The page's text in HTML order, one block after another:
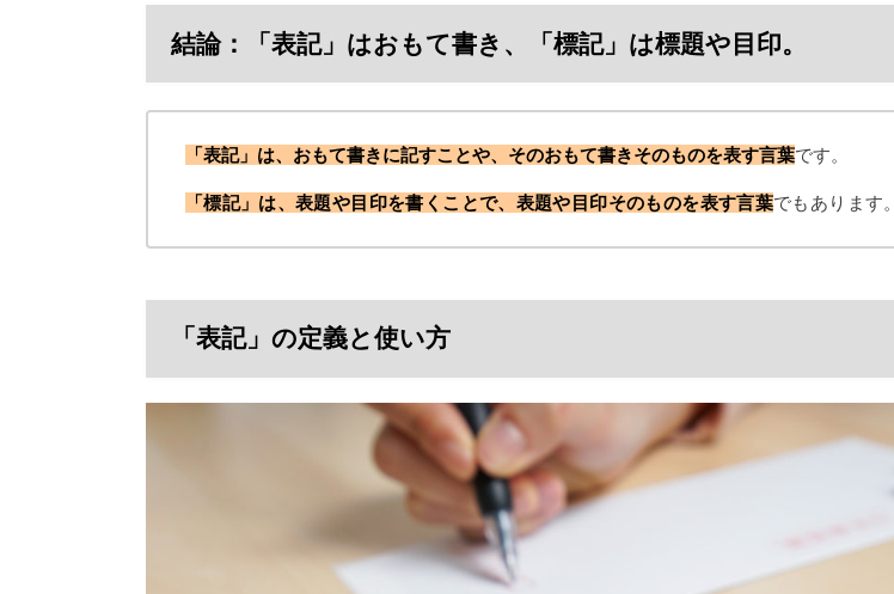
結論：「表記」はおもて書き、「標記」は標題や目印。
「表記」は、おもて書きに記すことや、そのおもて書きそのものを表す言葉です。
「標記」は、表題や目印を書くことで、表題や目印そのものを表す言葉でもあります。
「表記」の定義と使い方